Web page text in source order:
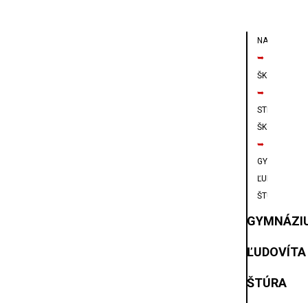
NAVIGÁCIA
➥
ŠKOLY
➥
STREDNÁ
ŠKOLA
➥
GYMNÁZIUM
ĽUDOVÍTA
ŠTÚRA
ĽUDOVÍTA
ŠTÚRA